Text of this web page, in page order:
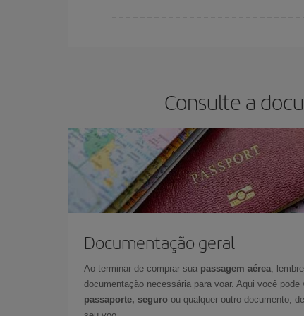
Consulte a
Documentação geral
Ao terminar de comprar sua passagem aérea,
documentação necessária para voar. Aqui você
passaporte, seguro ou qualquer outro documento,